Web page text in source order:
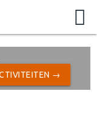
→